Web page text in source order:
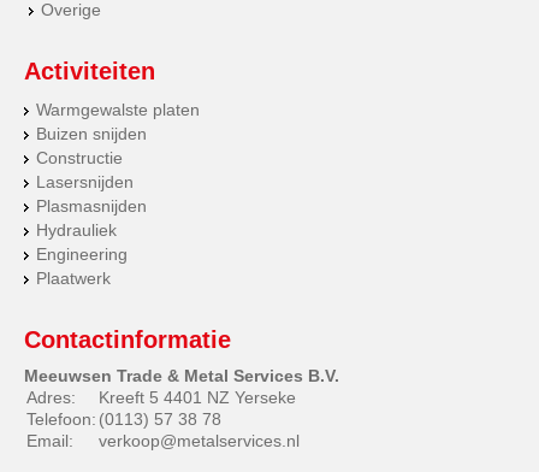
Overige
Activiteiten
Warmgewalste platen
Buizen snijden
Constructie
Lasersnijden
Plasmasnijden
Hydrauliek
Engineering
Plaatwerk
Contactinformatie
Meeuwsen Trade & Metal Services B.V.
Adres:
Kreeft 5 4401 NZ Yerseke
Telefoon: (0113) 57 38 78
Email:
verkoop@metalservices.nl